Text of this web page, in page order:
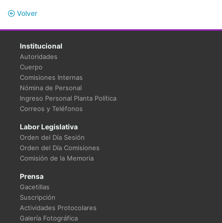
Volver
Institucional
Autoridades
Cuerpo
Comisiones Internas
Nómina de Personal
Ingreso Personal Planta Política
Correos y Teléfonos
Labor Legislativa
Orden del Día Sesión
Orden del Día Comisiones
Comisión de la Memoria
Prensa
Gacetillas
Suscripción
Actividades Protocolares
Galería Fotográfica